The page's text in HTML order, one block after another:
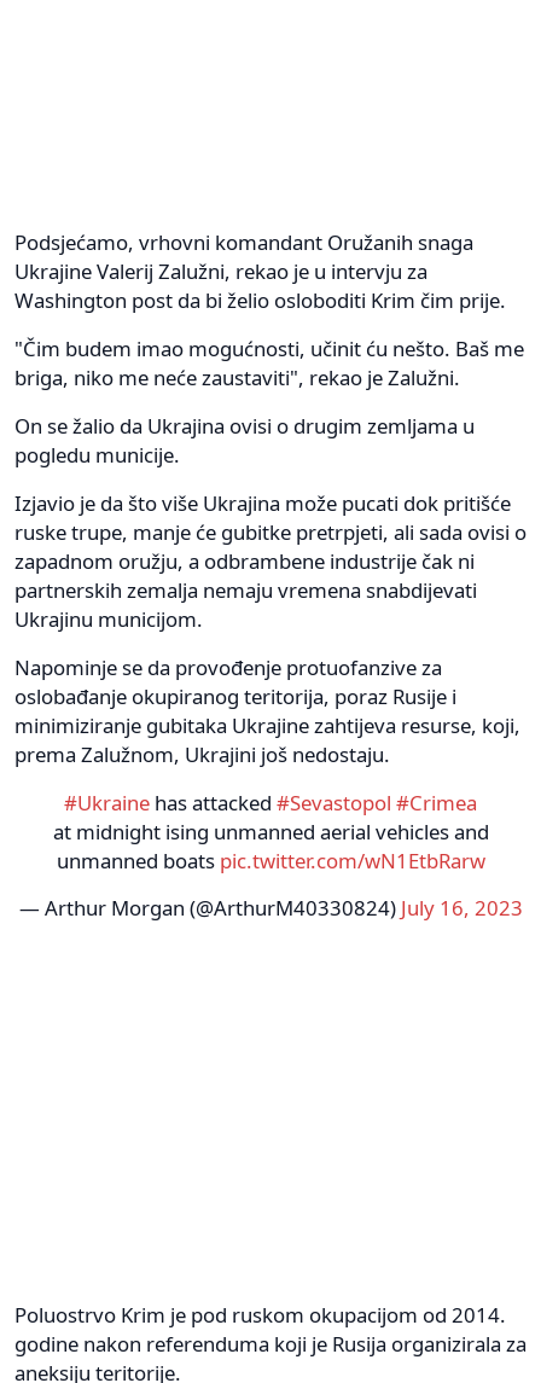
Podsjećamo, vrhovni komandant Oružanih snaga
Ukrajine Valerij Zalužni, rekao je u intervju za
Washington post da bi želio osloboditi Krim čim prije.
"Čim budem imao mogućnosti, učinit ću nešto. Baš me
briga, niko me neće zaustaviti", rekao je Zalužni.
On se žalio da Ukrajina ovisi o drugim zemljama u
pogledu municije.
Izjavio je da što više Ukrajina može pucati dok pritišće
ruske trupe, manje će gubitke pretrpjeti, ali sada ovisi o
zapadnom oružju, a odbrambene industrije čak ni
partnerskih zemalja nemaju vremena snabdijevati
Ukrajinu municijom.
Napominje se da provođenje protuofanzive za
oslobađanje okupiranog teritorija, poraz Rusije i
minimiziranje gubitaka Ukrajine zahtijeva resurse, koji,
prema Zalužnom, Ukrajini još nedostaju.
#Ukraine has attacked #Sevastopol #Crimea
at midnight ising unmanned aerial vehicles and
unmanned boats pic.twitter.com/wN1EtbRarw
— Arthur Morgan (@ArthurM40330824) July 16, 2023
Poluostrvo Krim je pod ruskom okupacijom od 2014.
godine nakon referenduma koji je Rusija organizirala za
aneksiju teritorije.